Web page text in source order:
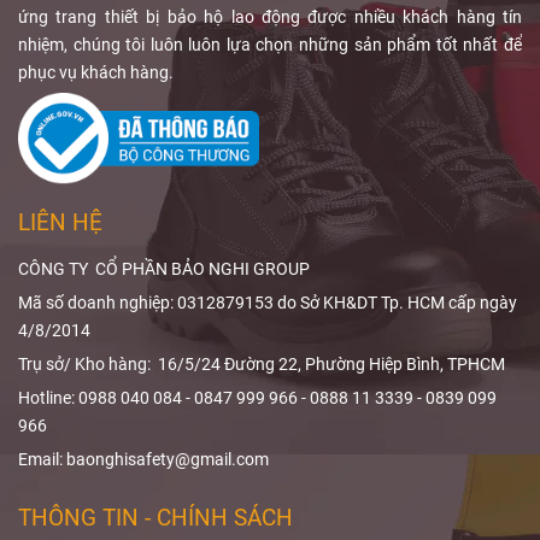
dùng cần quan
tâm đếntạp dề
chì chống tia
, độ tương
đương chì,
phạm vi che
phủ và thiết kế
sản phẩm.
chẩn đoán.
Qua bài viết,
Bảo Nghi
Safety
sẽ giúp
bạn hiểu rõ
ALARA trong
X-quangvà
giảm liều
quả.
ứng trang thiết bị bảo hộ lao động được nhiều khách hàng tín
nhiệm, chúng tôi luôn luôn lựa chọn những sản phẩm tốt nhất để
phục vụ khách hàng.
LIÊN HỆ
CÔNG TY CỔ PHẦN BẢO NGHI GROUP
Mã số doanh nghiệp: 0312879153 do Sở KH&DT Tp. HCM cấp ngày
4/8/2014
Trụ sở/ Kho hàng: 16/5/24 Đường 22, Phường Hiệp Bình, TPHCM
Hotline: 0988 040 084 - 0847 999 966 - 0888 11 3339 - 0839 099
966
Email: baonghisafety@gmail.com
THÔNG TIN - CHÍNH SÁCH